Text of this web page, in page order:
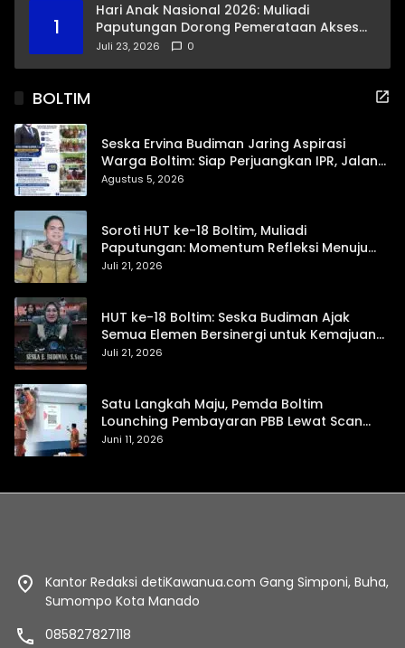
1
Hari Anak Nasional 2026: Muliadi
Paputungan Dorong Pemerataan Akses
Pendidikan dan Proteksi Digital Anak Sulut
Juli 23, 2026 0
BOLTIM
Seska Ervina Budiman Jaring Aspirasi
Warga Boltim: Siap Perjuangkan IPR, Jalan
Trans, hingga Pemasaran UMKM
Agustus 5, 2026
Soroti HUT ke-18 Boltim, Muliadi
Paputungan: Momentum Refleksi Menuju
Daerah Mandiri dan Berdaya Saing
Juli 21, 2026
HUT ke-18 Boltim: Seska Budiman Ajak
Semua Elemen Bersinergi untuk Kemajuan
Daerah
Juli 21, 2026
Satu Langkah Maju, Pemda Boltim
Lounching Pembayaran PBB Lewat Scan
Qris
Juni 11, 2026
Kantor Redaksi detiKawanua.com Gang Simponi, Buha,
Sumompo Kota Manado
085827827118